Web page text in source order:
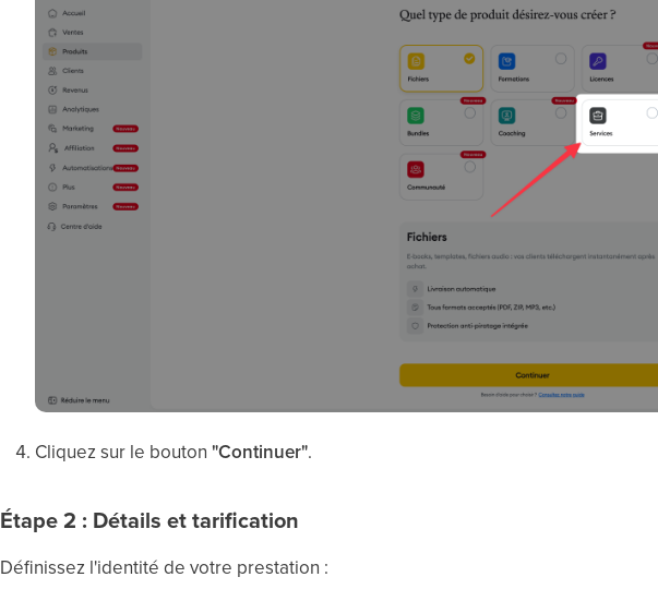
Cliquez sur le bouton"Continuer".
Étape 2 : Détails et tarification
Définissez l'identité de votre prestation :